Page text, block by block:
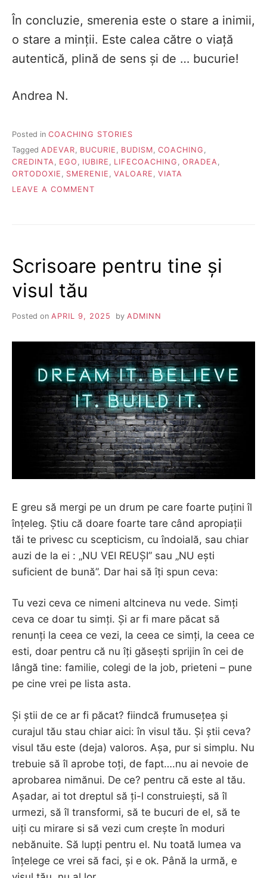
În concluzie, smerenia este o stare a inimii,
o stare a minții. Este calea către o viață
autentică, plină de sens și de … bucurie!
Andrea N.
Posted in COACHING STORIES
Tagged ADEVAR BUCURIE BUDISM COACHING
CREDINTA
EGO IUBIRE LIFECOACHING ORADEA
ORTODOXIE
SMERENIE VALOARE
VIATA
LEAVE A COMMENT
Scrisoare pentru tine și
visul tău
Posted on APRIL 9, 2025 by ADMINN
E greu să mergi pe un drum pe care foarte puțini îl
înțeleg. Știu că doare foarte tare când apropiații
tăi te privesc cu scepticism, cu îndoială, sau chiar
auzi de la ei : „NU VEI REUȘI” sau „NU ești
suficient de bună”. Dar hai să îți spun ceva:
Tu vezi ceva ce nimeni altcineva nu vede. Simți
ceva ce doar tu simți. Și ar fi mare păcat să
renunți la ceea ce vezi, la ceea ce simți, la ceea ce
esti, doar pentru că nu îți găsești sprijin în cei de
lângă tine: familie, colegi de la job, prieteni – pune
pe cine vrei pe lista asta.
Și știi de ce ar fi păcat? fiindcă frumusețea și
curajul tău stau chiar aici: în visul tău. Și știi ceva?
visul tău este (deja) valoros. Așa, pur si simplu. Nu
trebuie să îl aprobe toți, de fapt….nu ai nevoie de
aprobarea nimănui. De ce? pentru că este al tău.
Așadar, ai tot dreptul să ți-l construiești, să îl
urmezi, să îl transformi, să te bucuri de el, să te
uiți cu mirare si să vezi cum crește în moduri
nebănuite. Să lupți pentru el. Nu toată lumea va
înțelege ce vrei să faci, și e ok. Până la urmă, e